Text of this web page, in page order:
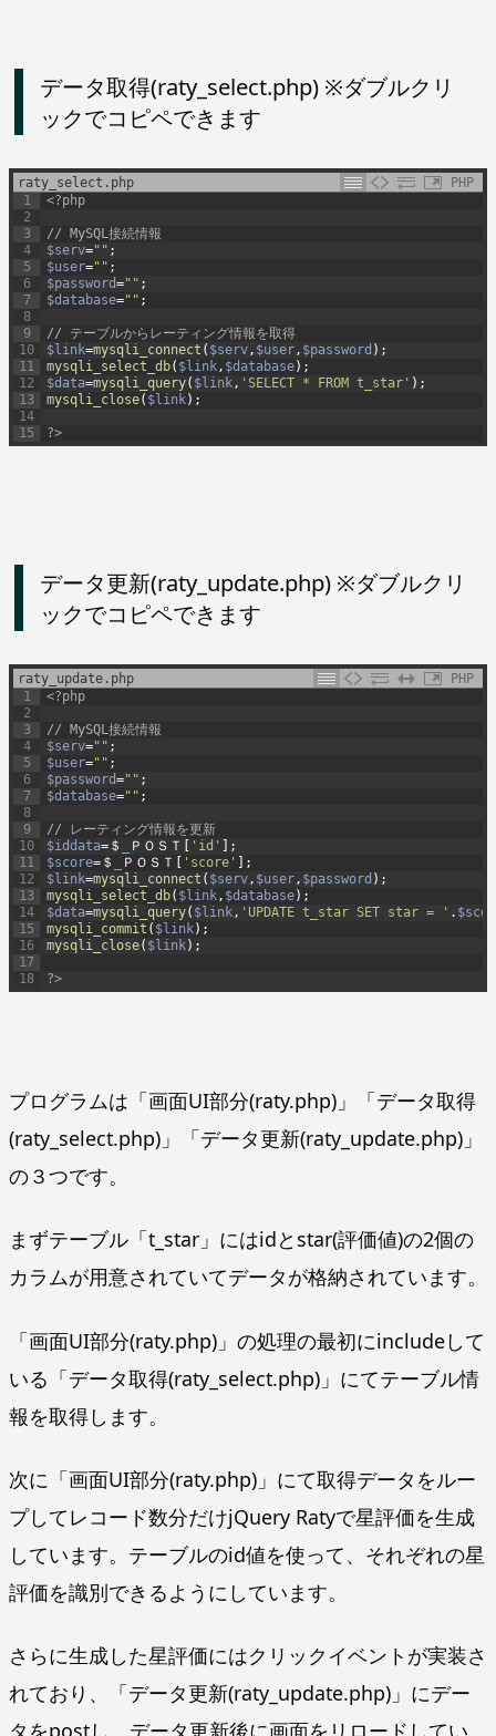
データ取得(raty_select.php) ※ダブルクリ
ックでコピペできます
raty_select.php
PHP
1
2
3
4
5
6
7
8
9
10
11
12
13
14
15
<?php
// MySQL接続情報
$serv="" ;
$user="" ;
$password="" ;
$database="" ;
// テーブルからレーティング情報を取得
$link=mysqli_connect ( $serv, $user, $password ) ;
mysqli_select_db( $link, $database) ;
$data=mysqli_query( $link, 'SELECT * FROM t_star' ) ;
mysqli_close( $link) ;
?>
データ更新(raty_update.php) ※ダブルクリ
ックでコピペできます
raty_update.php
PHP
1
2
3
4
5
6
7
8
9
10
11
12
13
14
15
16
17
18
<?php
// MySQL接続情報
$serv="" ;
$user="" ;
$password="" ;
$database="" ;
// レーティング情報を更新
$iddata= ＄ ＰＯＳＴ 'id'
;
$score= ＄ ＰＯＳＴ 'score'
;
$link=mysqli_connect ( $serv, $user, $password ) ;
mysqli_select_db( $link, $database) ;
$data=mysqli_query( $link, 'UPDATE t_star SET star = ' .
mysqli_commit ( $link) ;
mysqli_close( $link) ;
?>
プログラムは「画面UI部分(raty.php)」「データ取得
(raty_select.php)」「データ更新(raty_update.php)」
の３つです。
まずテーブル「t_star」にはidとstar(評価値)の2個の
カラムが用意されていてデータが格納されています。
「画面UI部分(raty.php)」の処理の最初にincludeして
いる「データ取得(raty_select.php)」にてテーブル情
報を取得します。
次に「画面UI部分(raty.php)」にて取得データをルー
プしてレコード数分だけjQuery Ratyで星評価を生成
しています。テーブルのid値を使って、それぞれの星
評価を識別できるようにしています。
さらに生成した星評価にはクリックイベントが実装さ
れており、「データ更新(raty_update.php)」にデー
タをpostし、データ更新後に画面をリロードしてい